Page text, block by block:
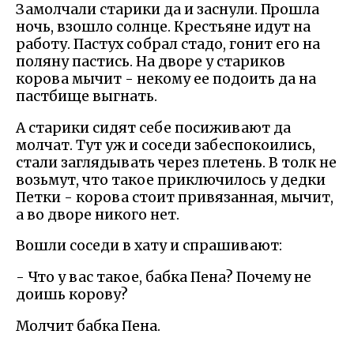
Замолчали старики да и заснули. Прошла
ночь, взошло солнце. Крестьяне идут на
работу. Пастух собрал стадо, гонит его на
поляну пастись. На дворе у стариков
корова мычит - некому ее подоить да на
пастбище выгнать.
А старики сидят себе посиживают да
молчат. Тут уж и соседи забеспокоились,
стали заглядывать через плетень. В толк не
возьмут, что такое приключилось у дедки
Петки - корова стоит привязанная, мычит,
а во дворе никого нет.
Вошли соседи в хату и спрашивают:
- Что у вас такое, бабка Пена? Почему не
доишь корову?
Молчит бабка Пена.